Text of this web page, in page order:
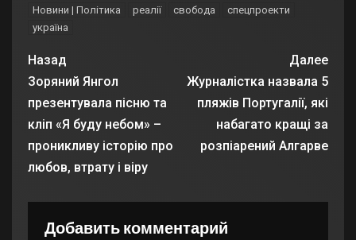
Новини | Політика
реалії свобода
спецпроекти
україна
Назад
Зоряний Янгол
презентувала пісню та
кліп «Я буду небом» –
проникливу історію про
любов, втрату і віру
Далее
Журналістка назвала 5
пляжів Португалії, які
набагато кращі за
розпіарений Алгарве
Добавить комментарий